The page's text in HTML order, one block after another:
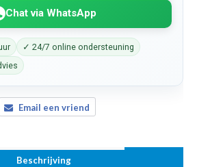
Chat via WhatsApp
✓ 24/7 online ondersteuning
Email een vriend
Beschrijving